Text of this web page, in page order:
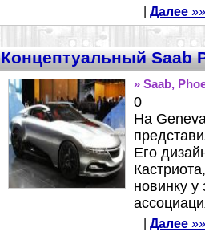
Далее
Концептуальный Saab
» Saab,
0
На
Его
новинку
Далее